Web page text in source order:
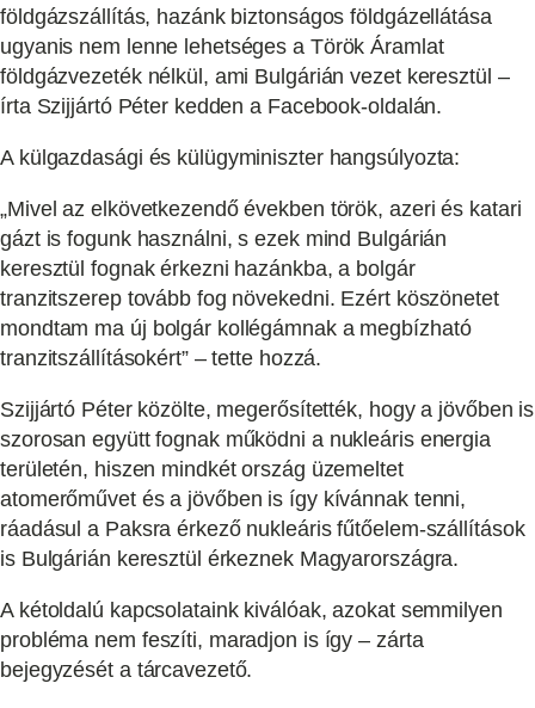
földgázszállítás, hazánk biztonságos földgázellátása
ugyanis nem lenne lehetséges a Török Áramlat
földgázvezeték nélkül, ami Bulgárián vezet keresztül –
írta Szijjártó Péter kedden a Facebook-oldalán.
A külgazdasági és külügyminiszter hangsúlyozta:
„Mivel az elkövetkezendő években török, azeri és katari
gázt is fogunk használni, s ezek mind Bulgárián
keresztül fognak érkezni hazánkba, a bolgár
tranzitszerep tovább fog növekedni. Ezért köszönetet
mondtam ma új bolgár kollégámnak a megbízható
tranzitszállításokért” – tette hozzá.
Szijjártó Péter közölte, megerősítették, hogy a jövőben is
szorosan együtt fognak működni a nukleáris energia
területén, hiszen mindkét ország üzemeltet
atomerőművet és a jövőben is így kívánnak tenni,
ráadásul a Paksra érkező nukleáris fűtőelem-szállítások
is Bulgárián keresztül érkeznek Magyarországra.
A kétoldalú kapcsolataink kiválóak, azokat semmilyen
probléma nem feszíti, maradjon is így – zárta
bejegyzését a tárcavezető.